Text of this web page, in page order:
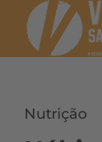
Nutrição